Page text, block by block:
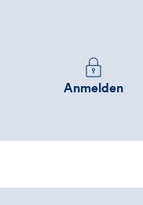
Melden
Sie
um
Anmelden